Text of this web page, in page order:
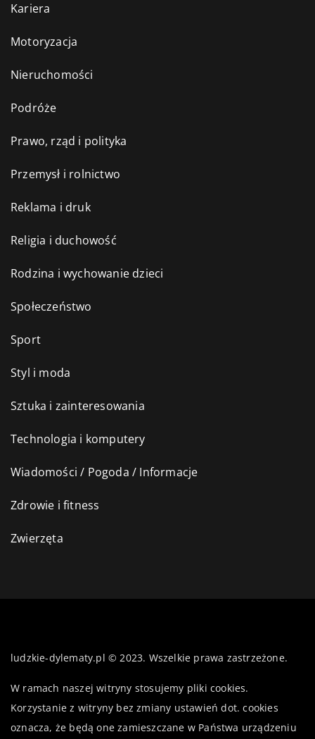
Kariera
Motoryzacja
Nieruchomości
Podróże
Prawo, rząd i polityka
Przemysł i rolnictwo
Reklama i druk
Religia i duchowość
Rodzina i wychowanie dzieci
Społeczeństwo
Sport
Styl i moda
Sztuka i zainteresowania
Technologia i komputery
Wiadomości / Pogoda / Informacje
Zdrowie i fitness
Zwierzęta
ludzkie-dylematy.pl © 2023. Wszelkie prawa zastrzeżone.
W ramach naszej witryny stosujemy pliki cookies.
Korzystanie z witryny bez zmiany ustawień dot. cookies
oznacza, że będą one zamieszczane w Państwa urządzeniu